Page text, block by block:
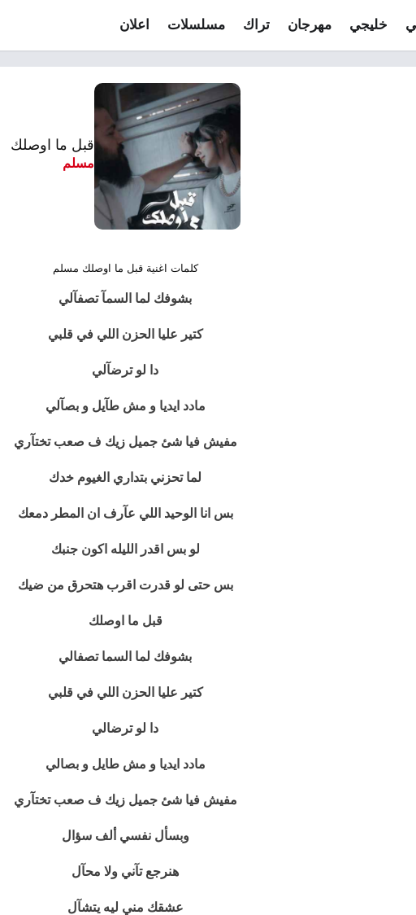
خليجي مهرجان تراك مسلسلات اعلان
قبل ما اوصلك
مسلم
كلمات اغنية قبل ما اوصلك مسلم
بشوفك لما السمآ تصفآلي
كتير عليا الحزن اللي في قلبي
دا لو ترضآلي
مادد ايديا و مش طآيل و بصآلي
مفيش فيا شئ جميل زيك ف صعب تختآري
لما تحزني بتداري الغيوم خدك
بس انا الوحيد اللي عآرف ان المطر دمعك
لو بس اقدر الليله اكون جنبك
بس حتى لو قدرت اقرب هتحرق من ضيك
قبل ما اوصلك
بشوفك لما السما تصفالي
كتير عليا الحزن اللي في قلبي
دا لو ترضالي
مادد ايديا و مش طايل و بصالي
مفيش فيا شئ جميل زيك ف صعب تختآري
وبسأل نفسي ألف سؤال
هنرجع تآني ولا محآل
عشقك مني ليه يتشآل